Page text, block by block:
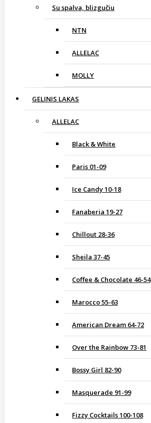
Su spalva, blizgučiu
NTN
ALLELAC
MOLLY
GELINIS LAKAS
ALLELAC
Black & White
Paris 01-09
Ice Candy 10-18
Fanaberia 19-27
Chillout 28-36
Sheila 37-45
Coffee & Chocolate 46-54
Marocco 55-63
American Dream 64-72
Over the Rainbow 73-81
Bossy Girl 82-90
Masquerade 91-99
Fizzy Cocktails 100-108